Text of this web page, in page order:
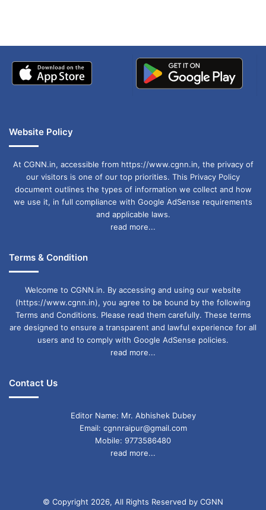
Website Policy
At CGNN.in, accessible from https://www.cgnn.in, the privacy of
our visitors is one of our top priorities. This Privacy Policy
document outlines the types of information we collect and how
we use it, in full compliance with Google AdSense requirements
and applicable laws.
read more...
Terms & Condition
Welcome to CGNN.in. By accessing and using our website
(https://www.cgnn.in), you agree to be bound by the following
Terms and Conditions. Please read them carefully. These terms
are designed to ensure a transparent and lawful experience for all
users and to comply with Google AdSense policies.
read more...
Contact Us
Editor Name: Mr. Abhishek Dubey
Email: cgnnraipur@gmail.com
Mobile: 9773586480
read more...
© Copyright 2026, All Rights Reserved by CGNN